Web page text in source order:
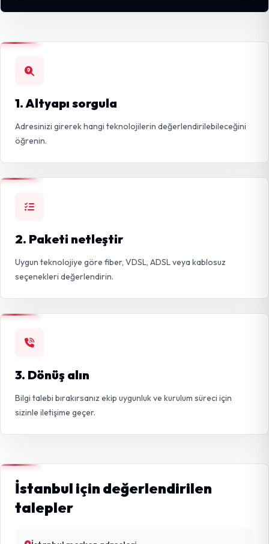
1. Altyapı sorgula
Adresinizi girerek hangi teknolojilerin değerlendirilebileceğini
öğrenin.
2. Paketi netleştir
Uygun teknolojiye göre fiber, VDSL, ADSL veya kablosuz
seçenekleri değerlendirin.
3. Dönüş alın
Bilgi talebi bırakırsanız ekip uygunluk ve kurulum süreci için
sizinle iletişime geçer.
İstanbul için değerlendirilen
talepler